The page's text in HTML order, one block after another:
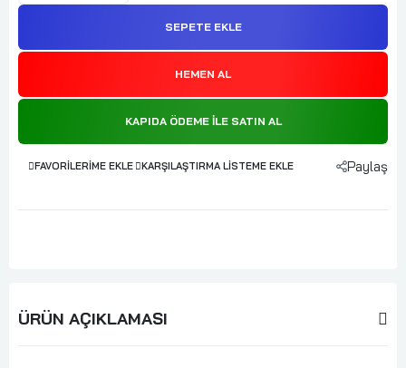
SEPETE EKLE
HEMEN AL
KAPIDA ÖDEME ILE SATIN AL
FAVORILERIME EKLE KARŞILAŞTIRMA LISTEME EKLE Paylaş
ÜRÜN AÇIKLAMASI